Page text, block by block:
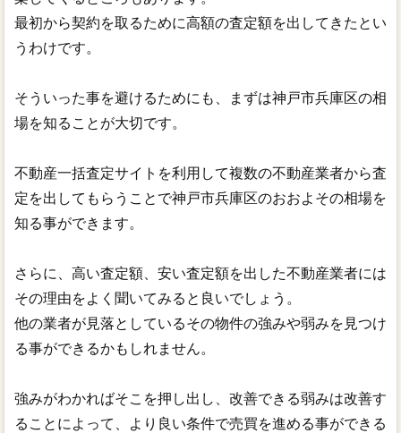
最初から契約を取るために高額の査定額を出してきたとい
うわけです。
そういった事を避けるためにも、まずは神戸市兵庫区の相
場を知ることが大切です。
不動産一括査定サイトを利用して複数の不動産業者から査
定を出してもらうことで神戸市兵庫区のおおよその相場を
知る事ができます。
さらに、高い査定額、安い査定額を出した不動産業者には
その理由をよく聞いてみると良いでしょう。
他の業者が見落としているその物件の強みや弱みを見つけ
る事ができるかもしれません。
強みがわかればそこを押し出し、改善できる弱みは改善す
ることによって、より良い条件で売買を進める事ができる